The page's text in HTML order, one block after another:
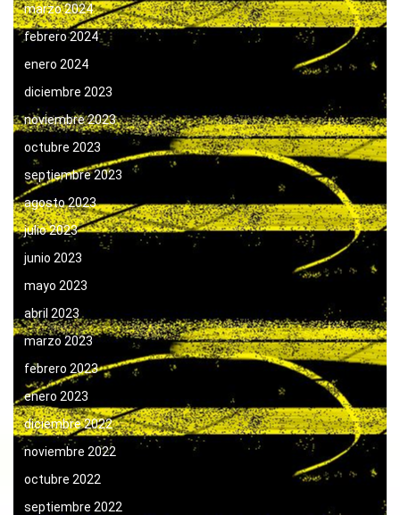
marzo 2024
febrero 2024
enero 2024
diciembre 2023
noviembre 2023
octubre 2023
septiembre 2023
agosto 2023
julio 2023
junio 2023
mayo 2023
abril 2023
marzo 2023
febrero 2023
enero 2023
diciembre 2022
noviembre 2022
octubre 2022
septiembre 2022